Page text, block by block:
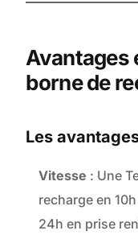
Avantages
borne de
Les
Vitesse : Une
recharge en
24h en prise